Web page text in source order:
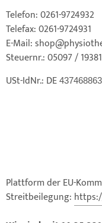
Telefon: 0261-9724932
Telefax: 0261-9724931
E-Mail:
Steuernr.: 05097 / 19381
USt-IdNr.: DE 437468863
Plattform der EU-
Streitbeilegung:
& Schädel
Gel
Posturmed &
Vintage Series
Hedge Hock (NEU IM
Elasko (NEU IM
& Zubehör
Vertikalzug
Trainingstische